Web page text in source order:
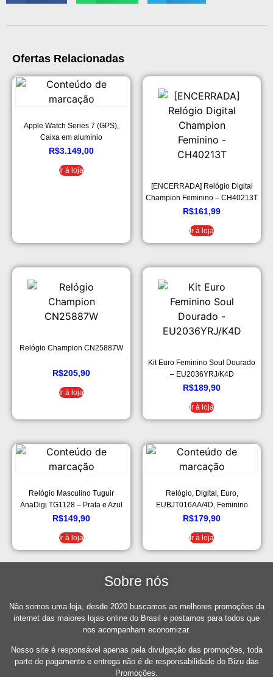
Ofertas Relacionadas
Apple Watch Series 7 (GPS),
Caixa em alumínio
PRODUCT(RED) de 41 mm com
PRODUCT(RED)
R$3.149,00
Ir à loja
[ENCERRADA] Relógio Digital
Champion Feminino – CH40213T
R$161,99
Ir à loja
Relógio Champion CN25887W
R$205,90
Ir à loja
Kit Euro Feminino Soul Dourado
– EU2036YRJ/K4D
R$189,90
Ir à loja
Relógio Masculino Tuguir
AnaDigi TG1128 – Prata e Azul
R$149,90
Ir à loja
Relógio, Digital, Euro,
EUBJT016AA/4D, Feminino
R$179,90
Ir à loja
Sobre nós
Não somos uma loja, desde 2020 buscamos as melhores promoções da
internet das maiores lojas online do Brasil e postamos para todos que
nos acompanham economizar.
Nosso site é responsável apenas pela divulgação das promoções, toda
parte de pagamento e entrega não é de responsabilidade do Bizu das
Promoções.